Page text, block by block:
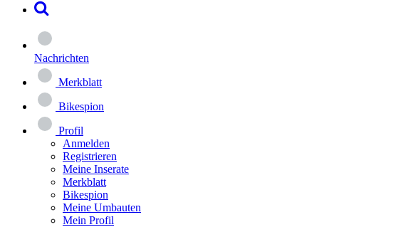
Nachrichten
Merkblatt
Bikespion
Profil
Anmelden
Registrieren
Meine Inserate
Merkblatt
Bikespion
Meine Umbauten
Mein Profil